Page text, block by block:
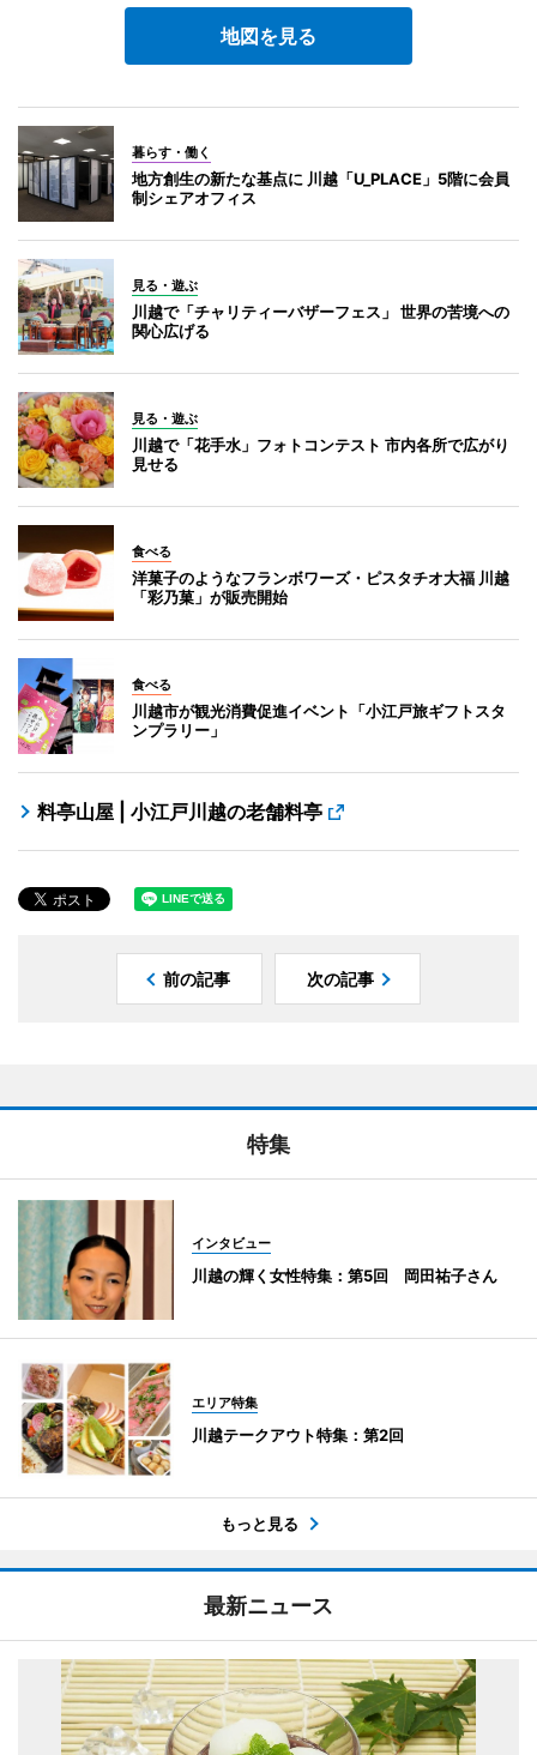
地図を見る
暮らす・働く
地方創生の新たな基点に 川越「U_PLACE」5階に会員
制シェアオフィス
見る・遊ぶ
川越で「チャリティーバザーフェス」 世界の苦境への
関心広げる
見る・遊ぶ
川越で「花手水」フォトコンテスト 市内各所で広がり
見せる
食べる
洋菓子のようなフランボワーズ・ピスタチオ大福 川越
「彩乃菓」が販売開始
食べる
川越市が観光消費促進イベント「小江戸旅ギフトスタ
ンプラリー」
料亭山屋 | 小江戸川越の老舗料亭
前の記事 次の記事
特集
インタビュー
川越の輝く女性特集：第5回 岡田祐子さん
エリア特集
川越テークアウト特集：第2回
もっと見る
最新ニュース